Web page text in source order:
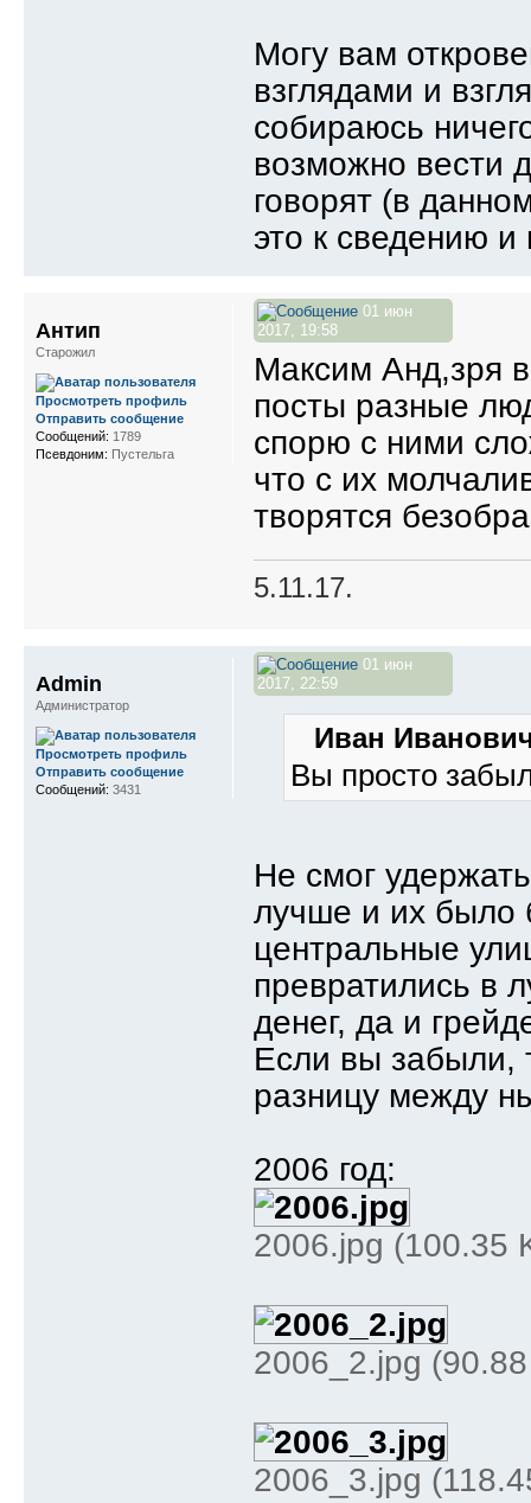
Могу вам
взглядами и
собираюсь
возможно вести
говорят (в
это к сведению
01 июн
2017, 19:58
Максим Анд,зря
посты разные
спорю с ними
что с их
творятся
5.11.17.
Антип
Старожил
Просмотреть профиль
Отправить сообщение
Сообщений: 1789
Псевдоним: Пустельга
01 июн
2017, 22:59
Иван
Вы просто
Не смог
лучше и их было
центральные
превратились в
денег, да и
Если вы забыли,
разницу между
2006 год:
2006.jpg (100.35
2006_2.jpg
2006_3.jpg
Admin
Администратор
Просмотреть профиль
Отправить сообщение
Сообщений: 3431